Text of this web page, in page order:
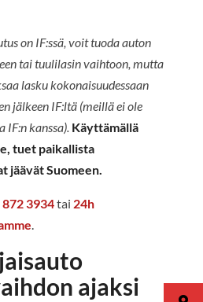
on IF:ssä, voit tuoda auton
tai tuulilasin vaihtoon, mutta
lasku kokonaisuudessaan
jälkeen IF:ltä (meillä ei ole
IF:n kanssa). Käyttämällä
tuet paikallista
jäävät Suomeen.
3934tai 24h
.
ajaksi